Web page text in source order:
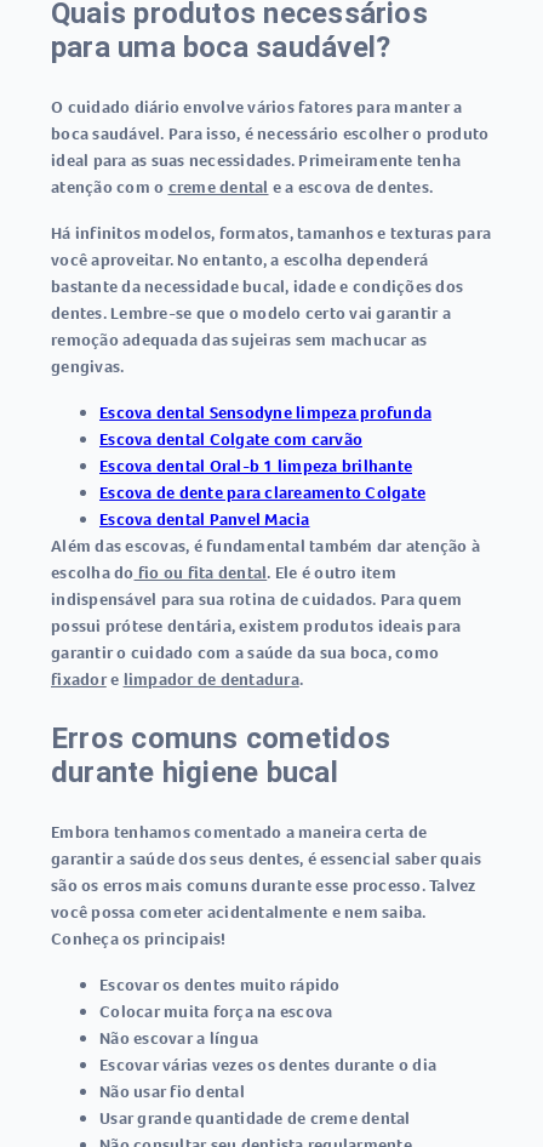
Quais produtos necessários
para uma boca saudável?
O cuidado diário envolve vários fatores para manter a
boca saudável. Para isso, é necessário escolher o produto
ideal para as suas necessidades. Primeiramente tenha
atenção com o creme dental e a escova de dentes.
Há infinitos modelos, formatos, tamanhos e texturas para
você aproveitar. No entanto, a escolha dependerá
bastante da necessidade bucal, idade e condições dos
dentes. Lembre-se que o modelo certo vai garantir a
remoção adequada das sujeiras sem machucar as
gengivas.
Escova dental Sensodyne limpeza profunda
Escova dental Colgate com carvão
Escova dental Oral-b 1 limpeza brilhante
Escova de dente para clareamento Colgate
Escova dental Panvel Macia
Além das escovas, é fundamental também dar atenção à
escolha do fio ou fita dental. Ele é outro item
indispensável para sua rotina de cuidados. Para quem
possui prótese dentária, existem produtos ideais para
garantir o cuidado com a saúde da sua boca, como
fixadore limpador de dentadura.
Erros comuns cometidos
durante higiene bucal
Embora tenhamos comentado a maneira certa de
garantir a saúde dos seus dentes, é essencial saber quais
são os erros mais comuns durante esse processo. Talvez
você possa cometer acidentalmente e nem saiba.
Conheça os principais!
Escovar os dentes muito rápido
Colocar muita força na escova
Não escovar a língua
Escovar várias vezes os dentes durante o dia
Não usar fio dental
Usar grande quantidade de creme dental